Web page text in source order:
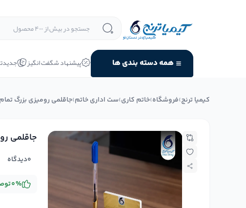
همه دسته بندی ها پیشنهاد شگفت انگیز
کیمیا ترنج›فروشگاه›خاتم کاری›ست اداری خاتم›جاقلمی رومیزی بزرگ
جاقلمی
دیدگاه۰
۰%